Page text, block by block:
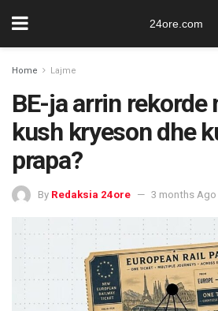
24ore.com
Home Lajme
BE-ja arrin rekorde
kush kryeson dhe
prapa?
By Redaksia 24ore 3 months Ago